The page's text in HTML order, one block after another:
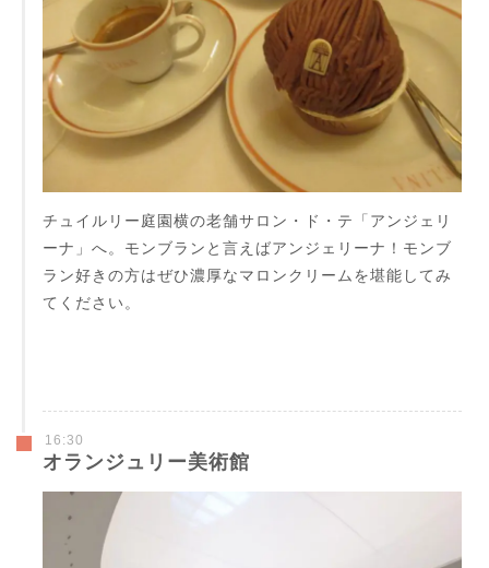
チュイルリー庭園横の老舗サロン・ド・テ「アンジェリ
ーナ」へ。モンブランと言えばアンジェリーナ！モンブ
ラン好きの方はぜひ濃厚なマロンクリームを堪能してみ
てください。
16:30
オランジュリー美術館